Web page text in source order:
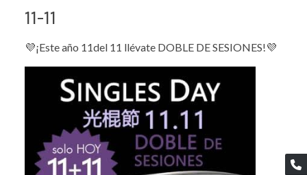
11-11
💜¡Este año 11del 11 llévate DOBLE DE SESIONES!💜